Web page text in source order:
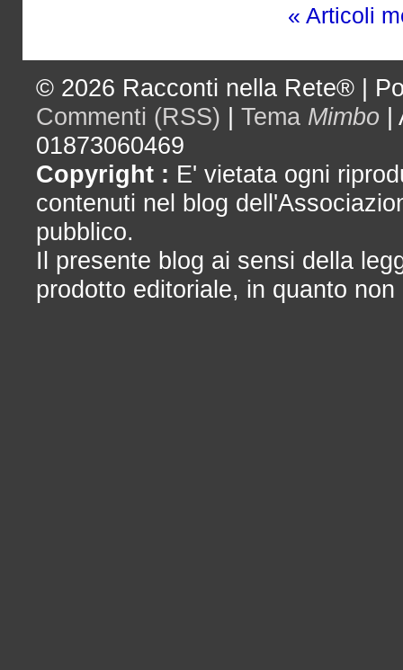
« Articoli
© 2026 Racconti nella Rete® |
Commenti (RSS) | Tema Mimbo |
01873060469
Copyright : E' vietata ogni
contenuti nel blog
pubblico.
Il presente blog ai sensi della
prodotto editoriale, in quanto